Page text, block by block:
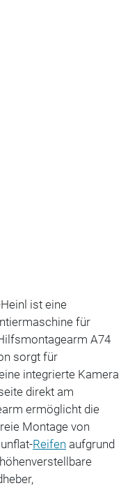
ist eine
für
A74
sorgt für
integrierte Kamera
direkt am
ermöglicht die
Montage von
Reifen aufgrund